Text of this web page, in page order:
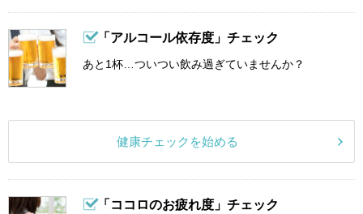
「アルコール依存度」チェック
あと1杯…ついつい飲み過ぎていませんか？
健康チェックを始める
「ココロのお疲れ度」チェック